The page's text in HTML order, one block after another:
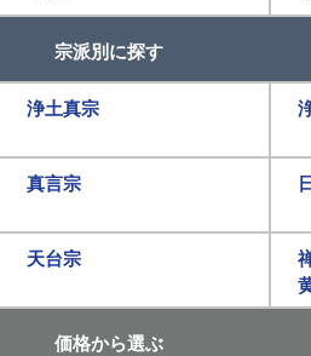
宗派別に探す
浄土真宗
真言宗
天台宗
価格から選ぶ